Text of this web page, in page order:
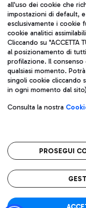
Pizza
Gelateria
Wine Bar & Sparkling
Autobus
Scopri le linee di
Leonardo Da Vinci.
Raggiungi l’aeroporto
Ristoranti
Scopri la nostra
Mappa Aeroporto
Aeroporti di Roma
coordinamento di
Codice fiscale e Registro
IVA 06572251004
Capitale sociale
Sede legale: Via Pier
telefono +39 06 65951
Privacy policy
all'uso dei cookie che
impostazioni di default,
esclusivamente i cookie
cookie analitici
Cliccando su "ACCETTA
al posizionamento di
profilazione. Il
qualsiasi momento.
singoli cookie cliccando
in ogni momento dal
Consulta la nostra
PROSEGUI